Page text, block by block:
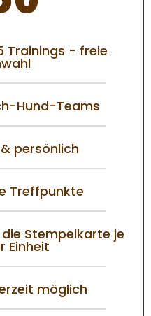
Trainings - freie
Hund-Teams
persönlich
Treffpunkte
Stempelkarte je
Einheit
möglich